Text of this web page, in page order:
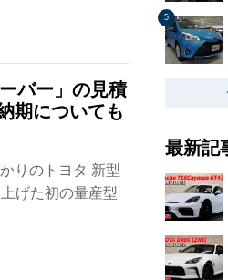
バー」の見積
期についても
りのトヨタ 新型
げた初の量産型
最新記